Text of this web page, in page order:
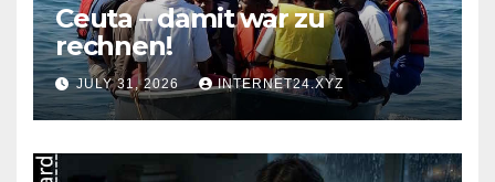
Ceuta – damit war zu
rechnen!
JULY 31, 2026 INTERNET24.XYZ